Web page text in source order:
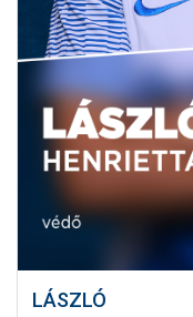
LÁSZLÓ